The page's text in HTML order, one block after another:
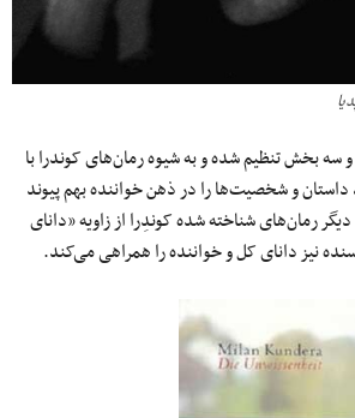
سه بخش تنظیم شده و به شیوه رمان‌های کوندرا با
و شخصیت‌ها را در ذهن خواننده بهم پیوند
رمان‌های شناخته شده کوندِرا از زاویه «دانای
نیز دانای کل و خواننده را همراهی می‌کند.